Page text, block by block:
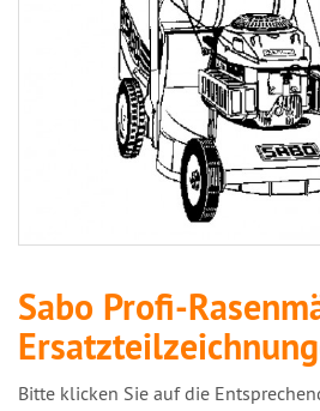
Sabo Profi-
Bitte klicken Sie auf die